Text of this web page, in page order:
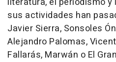
sus actividades han
Javier Sierra, Sonsoles
Alejandro Palomas,
Fallarás, Marwán o El